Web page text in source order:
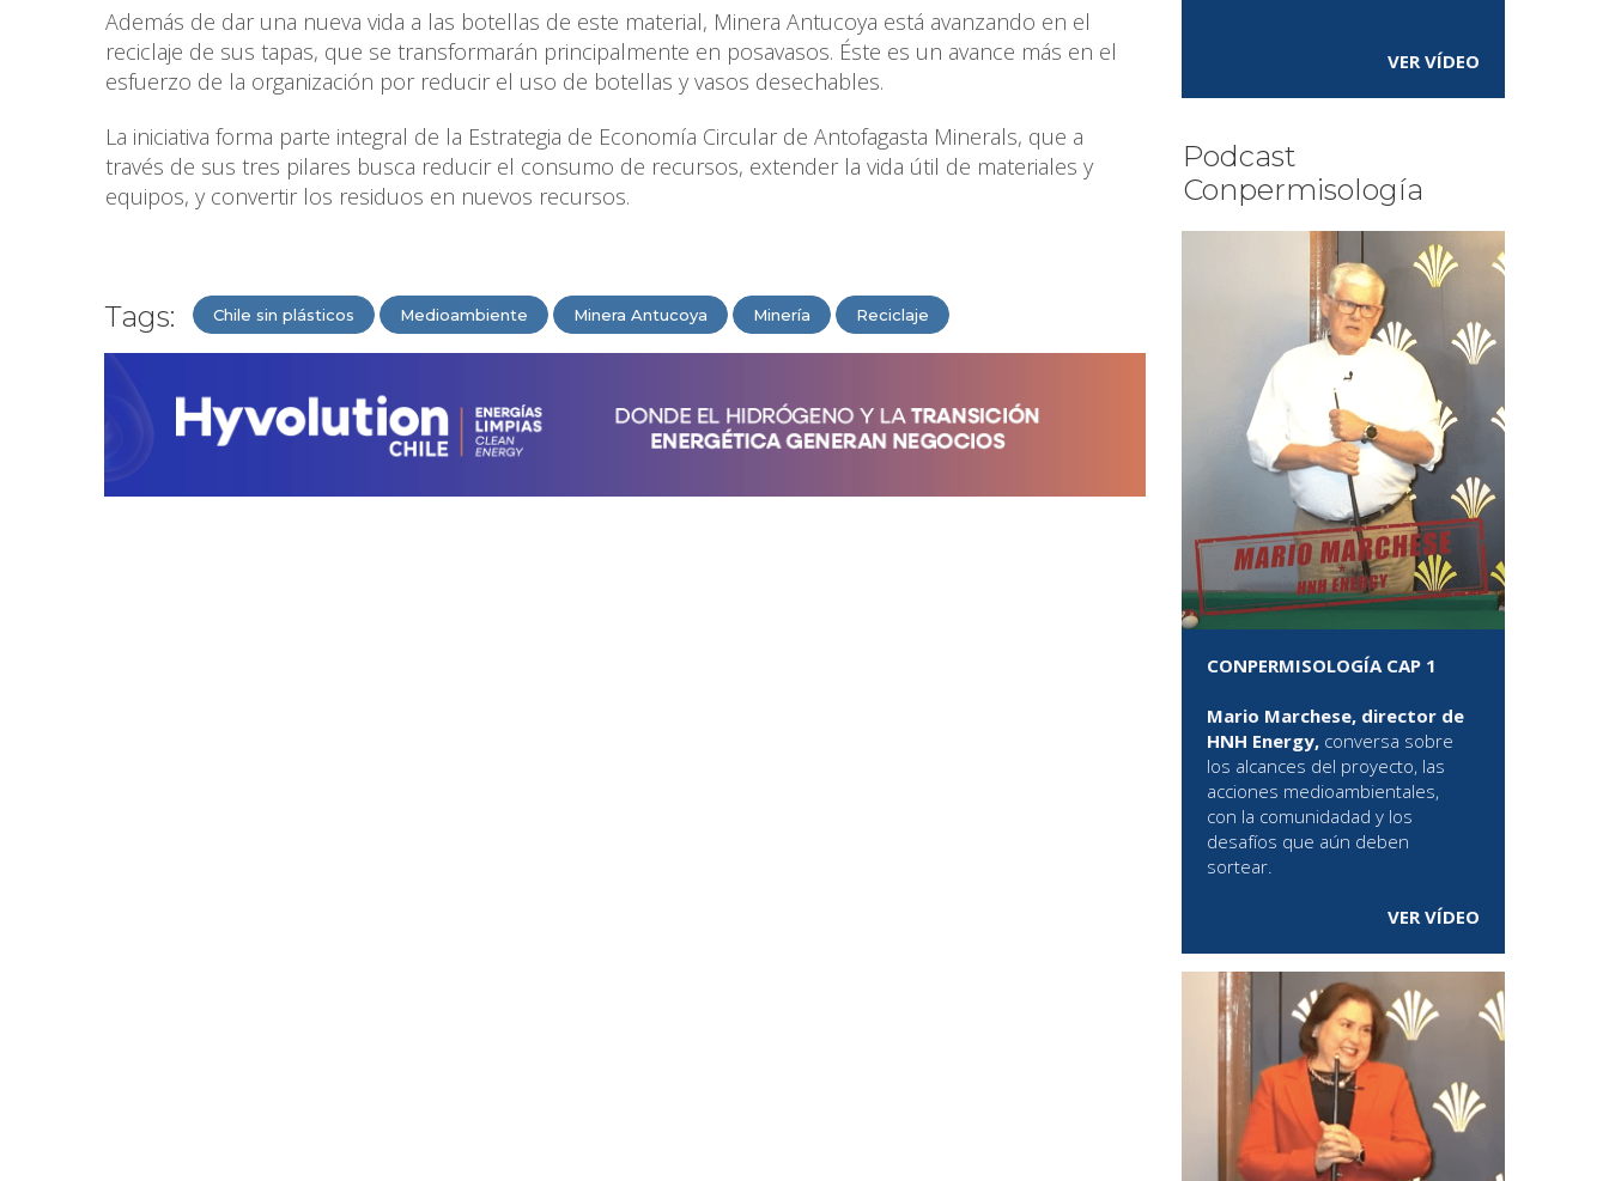
Además de dar una nueva vida a las botellas de este material, Minera Antucoya está avanzando en el
reciclaje de sus tapas, que se transformarán principalmente en posavasos. Éste es un avance más en el
esfuerzo de la organización por reducir el uso de botellas y vasos desechables.
La iniciativa forma parte integral de la Estrategia de Economía Circular de Antofagasta Minerals, que a
través de sus tres pilares busca reducir el consumo de recursos, extender la vida útil de materiales y
equipos, y convertir los residuos en nuevos recursos.
Tags: Chile sin plásticos Medioambiente Minera Antucoya Minería Reciclaje
VER VÍDEO
Podcast
Conpermisología
CONPERMISOLOGÍA CAP 1
Mario Marchese, director de
HNH Energy, conversa sobre
los alcances del proyecto, las
acciones medioambientales,
con la comunidadad y los
desafíos que aún deben
sortear.
VER VÍDEO